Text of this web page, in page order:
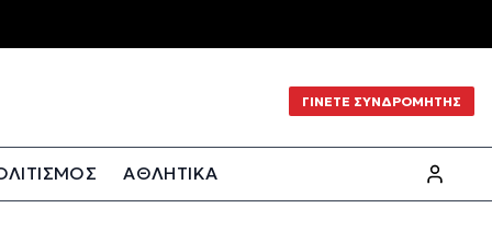
ΓΙΝΕΤΕ ΣΥΝΔΡΟΜΗΤΗΣ
ΑΘΛΗΤΙΚΑ